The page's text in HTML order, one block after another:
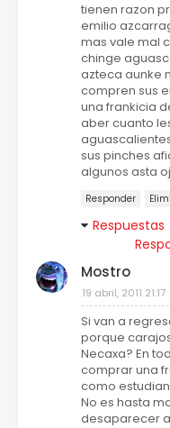
tienen razon
emilio
mas vale mal
chinge
azteca aunke
compren sus
una frankicia
aber cuanto
sus pinches
algunos asta
Responder
Respuestas
Mostro
19 abril, 2011 21:17
Si van a
porque
Necaxa? En
comprar una
como
No es hasta
desaparecer